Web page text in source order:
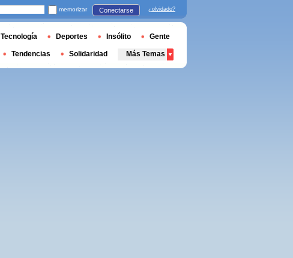
memorizar Conectarse ¿olvidado?
Tecnología Deportes Insólito Gente
Tendencias Solidaridad Más Temas